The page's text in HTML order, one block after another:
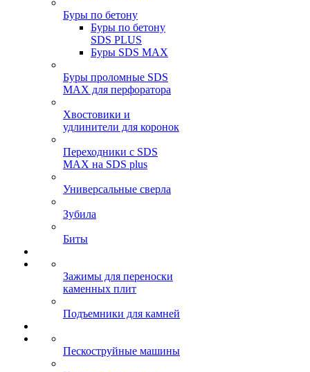
Буры по бетону
Буры по бетону
SDS PLUS
Буры SDS MAX
Буры проломные SDS
MAX для перфоратора
Хвостовики и
удлинители для коронок
Переходники с SDS
MAX на SDS plus
Универсальные сверла
Зубила
Биты
Зажимы для переноски
каменных плит
Подъемники для камней
Пескоструйные машины